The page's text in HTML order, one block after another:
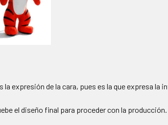
expresión de la cara, pues es la que expresa la
el diseño final para proceder con la producción.